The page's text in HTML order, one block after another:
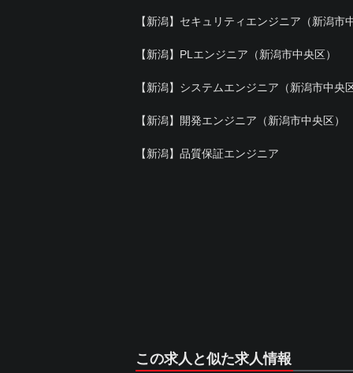
【新潟】セキュリティエンジニア（新潟市
【新潟】PLエンジニア（新潟市中央区）
【新潟】システムエンジニア（新潟市中央
【新潟】開発エンジニア（新潟市中央区）
【新潟】品質保証エンジニア
この求人と似た求人情報